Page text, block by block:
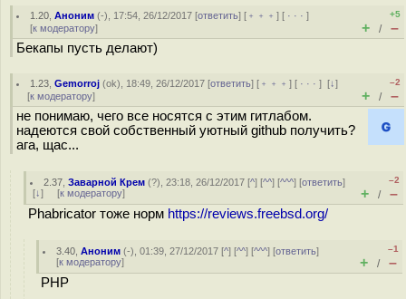
1.20 ,Аноним (-), 17:54, 26/12/2017 [ответить] [ ﹢﹢﹢] [ · · ·]
[к модератору]
+5
+ / –
Бекапы пусть делают)
1.23 ,Gemorroj (ok), 18:49, 26/12/2017 [ответить] [ ﹢﹢﹢] [ · · ·][↓]
[к модератору]
–2
+ / –
не понимаю, чего все носятся с этим гитлабом.
надеются свой собственный уютный github получить?
ага, щас...
2.37 ,Заварной Крем (?), 23:18, 26/12/2017 [^] [^^] [^^^] [ответить]
[↓] [к модератору]
–2
+ / –
Phabricator тоже норм https://reviews.freebsd.org/
3.40 ,Аноним (-), 01:39, 27/12/2017 [^] [^^] [^^^] [ответить]
[к модератору]
–1
+ / –
PHP